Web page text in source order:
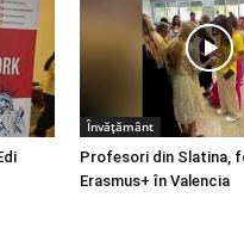
Învățământ
Profesori din Slatina,
Erasmus+ în Valencia